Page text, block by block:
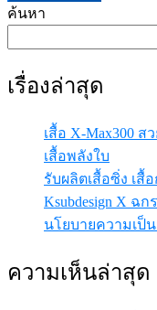
ค้นหา
เรื่องล่าสุด
เสื้อ X-Max300 ส
เสื้อพลังใบ
รับผลิตเสื้อซิ่ง เสื้
Ksubdesign X ฉ
นโยบายความเป็
ความเห็นล่าสุด